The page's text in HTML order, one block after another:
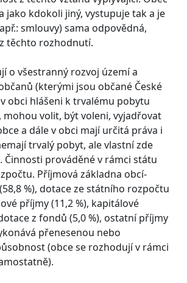
jako kdokoli jiný, vystupuje tak a je
smlouvy) sama odpovědná,
těchto rozhodnutí.
o všestranný rozvoj území a
(kterými jsou občané České
obci hlášeni k trvalému pobytu
mohou volit, být voleni, vyjadřovat
a dále v obci mají určitá práva i
trvalý pobyt, ale vlastní zde
Činnosti prováděné v rámci státu
Příjmová základna obcí-
%), dotace ze státního rozpočtu
příjmy (11,2 %), kapitálové
z fondů (5,0 %), ostatní příjmy
přenesenou nebo
(obce se rozhodují v rámci